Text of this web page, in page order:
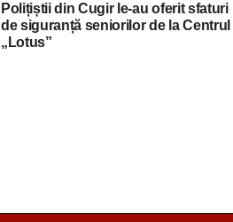
Polițiștii din Cugir le-au oferit sfaturi
de siguranță seniorilor de la Centrul
„Lotus”